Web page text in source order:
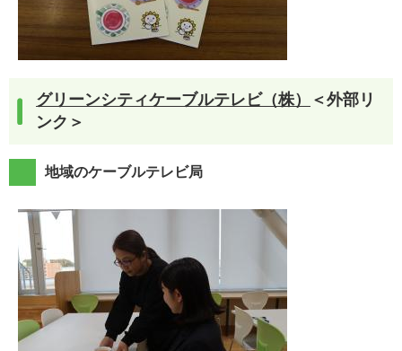
グリーンシティケーブルテレビ（株）
＜外部リ
ンク＞
地域のケーブルテレビ局